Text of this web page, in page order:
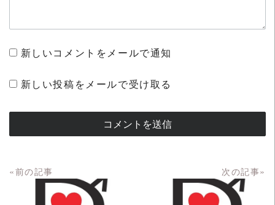
新しいコメントをメールで通知
新しい投稿をメールで受け取る
«前の記事 次の記事»